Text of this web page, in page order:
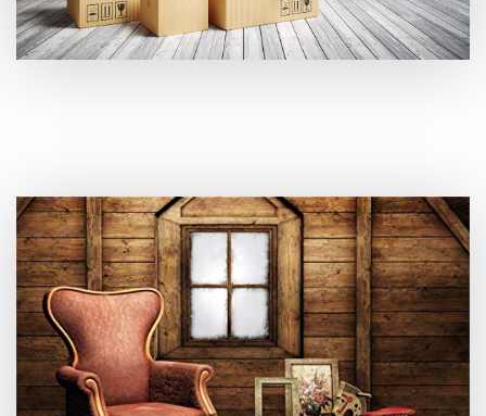
Is uw zolder toe aan een grondige inboedel opruiming in
Avekapelle?